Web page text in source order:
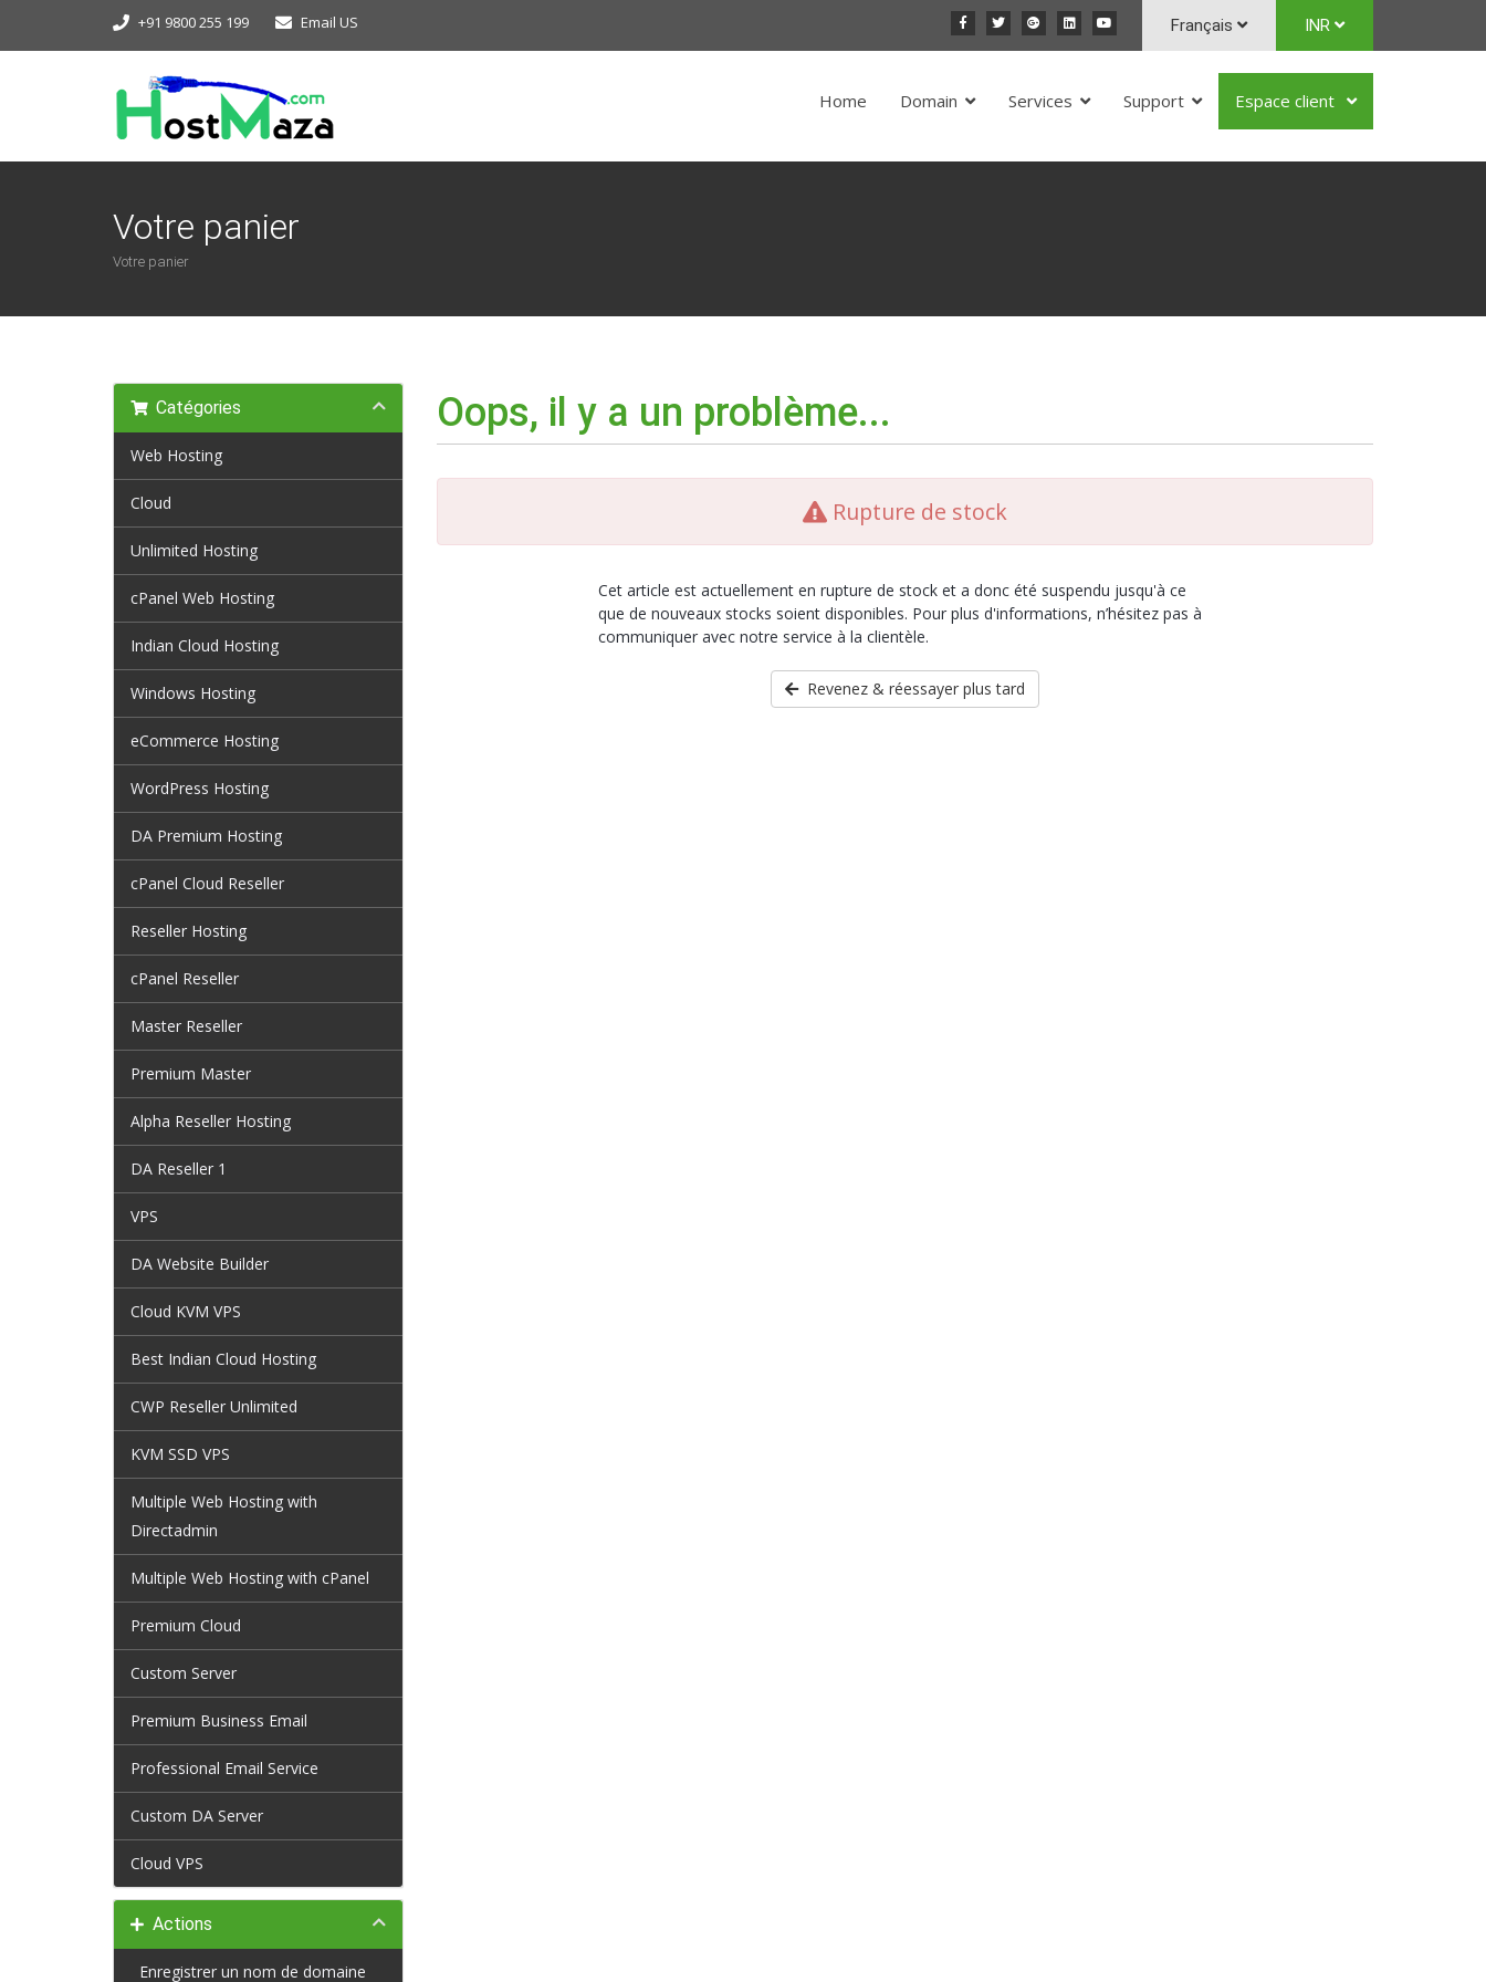
+91 9800 255 199 Email US Français INR
Home Domain Services Support Espace client
Votre panier
Votre panier
Catégories
Web Hosting
Cloud
Unlimited Hosting
cPanel Web Hosting
Indian Cloud Hosting
Windows Hosting
eCommerce Hosting
WordPress Hosting
DA Premium Hosting
cPanel Cloud Reseller
Reseller Hosting
cPanel Reseller
Master Reseller
Premium Master
Alpha Reseller Hosting
DA Reseller 1
VPS
DA Website Builder
Cloud KVM VPS
Best Indian Cloud Hosting
CWP Reseller Unlimited
KVM SSD VPS
Multiple Web Hosting with
Directadmin
Multiple Web Hosting with cPanel
Premium Cloud
Custom Server
Premium Business Email
Professional Email Service
Custom DA Server
Cloud VPS
Actions
Enregistrer un nom de domaine
Oops, il y a un problème...
Rupture de stock
Cet article est actuellement en rupture de stock et a donc été suspendu jusqu'à ce
que de nouveaux stocks soient disponibles. Pour plus d'informations, n’hésitez pas à
communiquer avec notre service à la clientèle.
Revenez & réessayer plus tard